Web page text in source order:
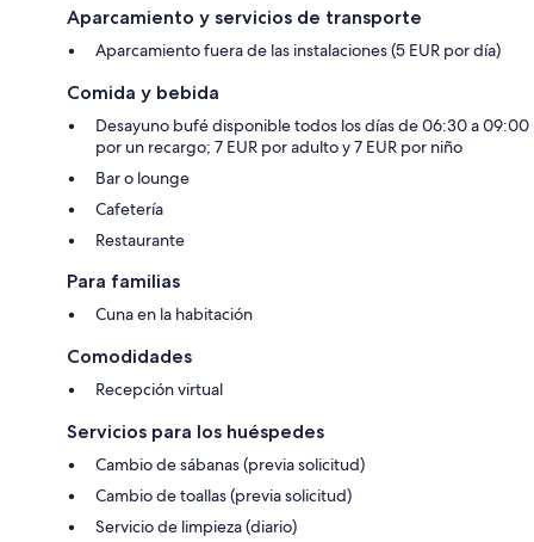
Aparcamiento y servicios de transporte
Aparcamiento fuera de las instalaciones (5 EUR por día)
Comida y bebida
Desayuno bufé disponible todos los días de 06:30 a 09:00
por un recargo; 7 EUR por adulto y 7 EUR por niño
Bar o lounge
Cafetería
Restaurante
Para familias
Cuna en la habitación
Comodidades
Recepción virtual
Servicios para los huéspedes
Cambio de sábanas (previa solicitud)
Cambio de toallas (previa solicitud)
Servicio de limpieza (diario)